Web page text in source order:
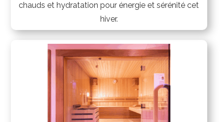
chauds et hydratation pour énergie et sérénité cet
hiver.